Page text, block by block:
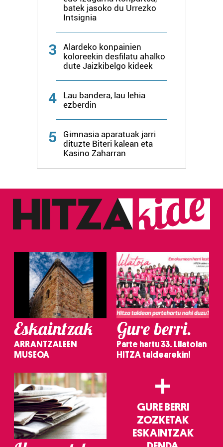
batek jasoko du Urrezko
Intsignia
3
Alardeko konpainien
koloreekin desfilatu ahalko
dute Jaizkibelgo kideek
4
Lau bandera, lau lehia
ezberdin
5
Gimnasia aparatuak jarri
dituzte Biteri kalean eta
Kasino Zaharran
Eskaintzak
ARRANTZALEEN
MUSEOA
Gure berri.
Parte hartu 33. Lilatoian
HITZA taldearekin!
+
GURE BERRI
ZOZKETAK
ESKAINTZAK